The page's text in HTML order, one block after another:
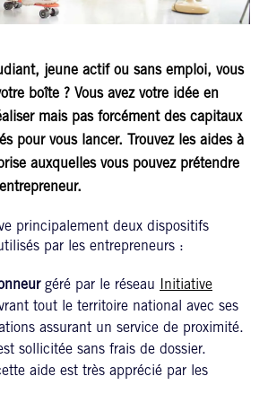
jeune actif ou sans emploi, vous
boîte ? Vous avez votre idée en
mais pas forcément des capitaux
pour vous lancer. Trouvez les aides à
auxquelles vous pouvez prétendre
principalement deux dispositifs
par les entrepreneurs :
géré par le réseau
Initiative
tout le territoire national avec ses
assurant un service de proximité.
sollicitée sans frais de dossier.
aide est très apprécié par les